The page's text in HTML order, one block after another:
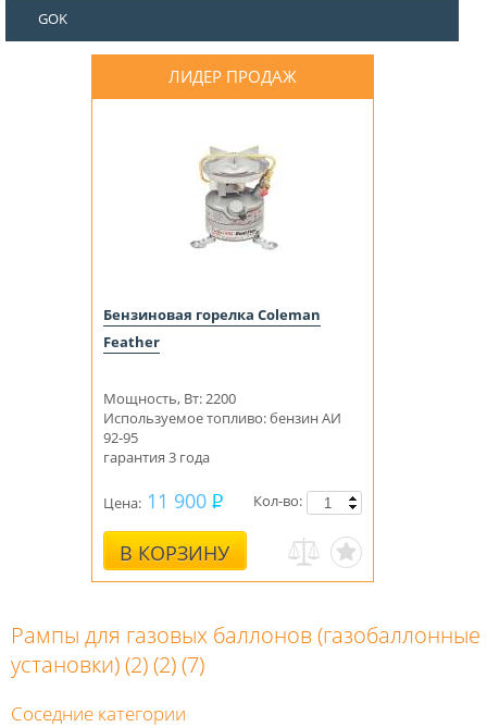
GOK
ЛИДЕР ПРОДАЖ
Бензиновая горелка Coleman
Feather
Мощность, Вт: 2200
Используемое топливо: бензин АИ
92-95
гарантия 3 года
Цена: 11 900
В КОРЗИНУ
Кол-во:
Рампы для газовых баллонов (газобаллонные
установки) (2) (2) (7)
Соседние категории